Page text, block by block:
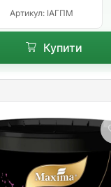
Артикул: ІАГПМ
Купити